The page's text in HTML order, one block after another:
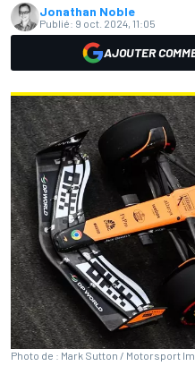
Jonathan Noble
Publié: 9 oct. 2024, 11:05
AJOUTER
Photo de : Mark Sutton / Motorsport